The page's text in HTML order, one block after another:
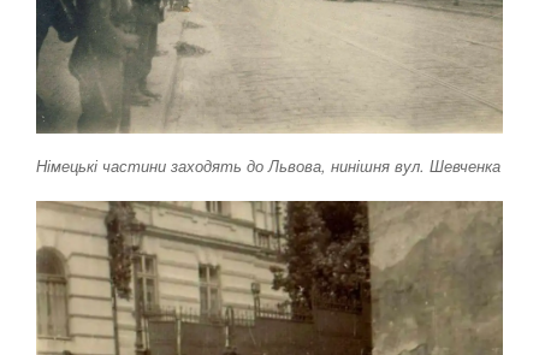
Німецькі частини заходять до Львова, нинішня вул. Шевченка